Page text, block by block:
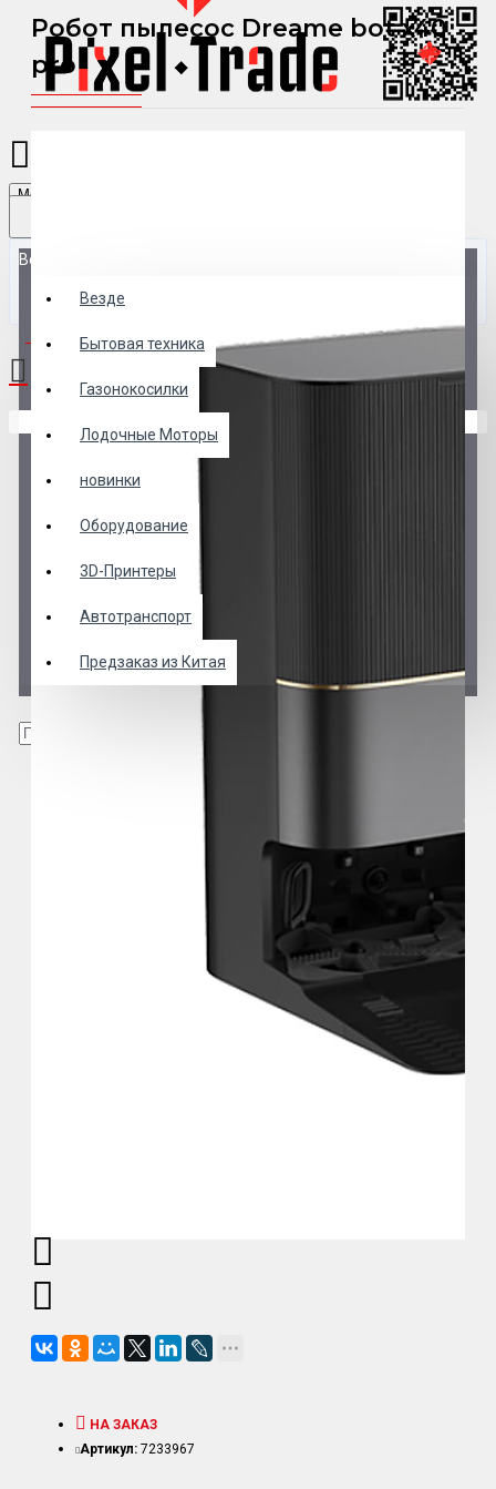
Menu
Везде
Везде
Бытовая техника
Газонокосилки
Лодочные Моторы
новинки
Оборудование
3D-Принтеры
Автотранспорт
Предзаказ из Китая
0 товар(ов) - 0 р.
Робот пылесос Dreame bot x40
pro
НА ЗАКАЗ
Артикул: 7233967